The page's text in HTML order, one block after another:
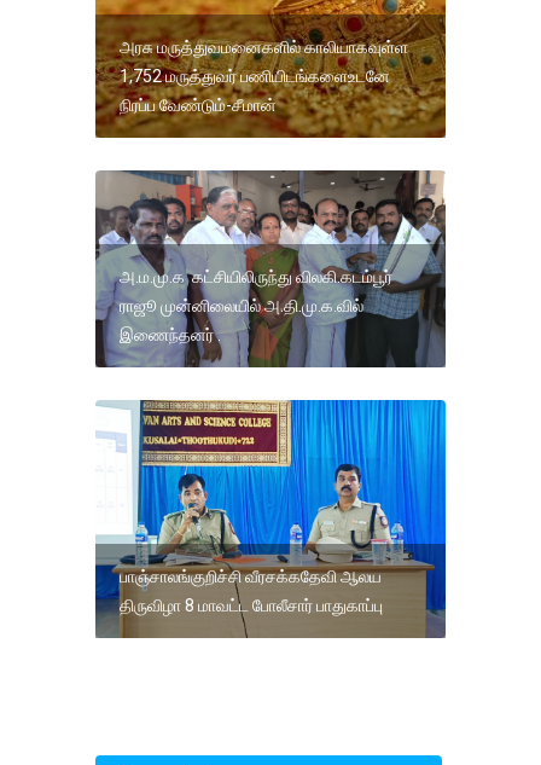
அரசு மருத்துவமனைகளில் காலியாகவுள்ள
1,752 மருத்துவர் பணியிடங்களைஉடனே
நிரப்ப வேண்டும்-சீமான்
அ.ம.மு.க கட்சியிலிருந்து விலகி.கடம்பூர்
ராஜூ முன்னிலையில் அ.தி.மு.க.வில்
இணைந்தனர் .
பாஞ்சாலங்குறிச்சி வீரசக்கதேவி ஆலய
திருவிழா 8 மாவட்ட போலீசார் பாதுகாப்பு